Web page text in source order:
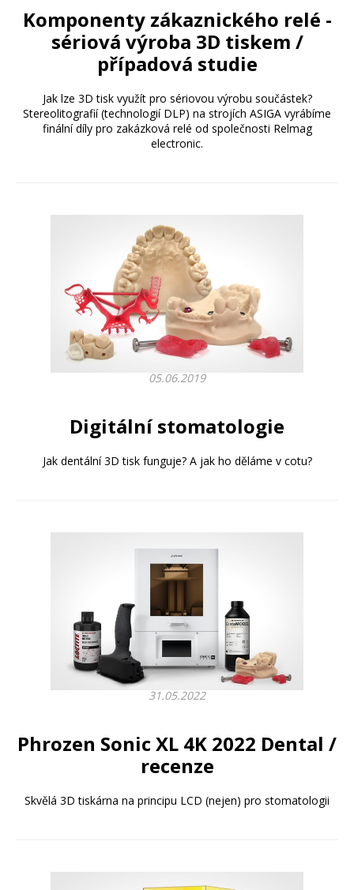
Komponenty zákaznického relé -
sériová výroba 3D tiskem /
případová studie
Jak lze 3D tisk využít pro sériovou výrobu součástek?
Stereolitografií (technologií DLP) na strojích ASIGA vyrábíme
finální díly pro zakázková relé od společnosti Relmag
electronic.
05.06.2019
Digitální stomatologie
Jak dentální 3D tisk funguje? A jak ho děláme v cotu?
31.05.2022
Phrozen Sonic XL 4K 2022 Dental /
recenze
Skvělá 3D tiskárna na principu LCD (nejen) pro stomatologii